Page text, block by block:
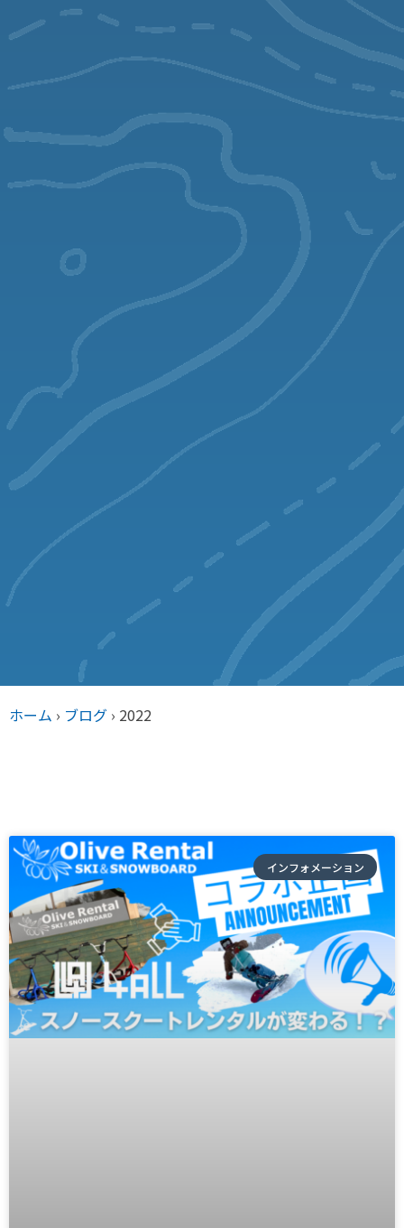
ホーム › ブログ › 2022
インフォメーション